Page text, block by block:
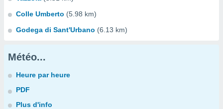
Colle Umberto (5.98 km)
Godega di Sant'Urbano (6.13 km)
Météo...
Heure par heure
PDF
Plus d'info